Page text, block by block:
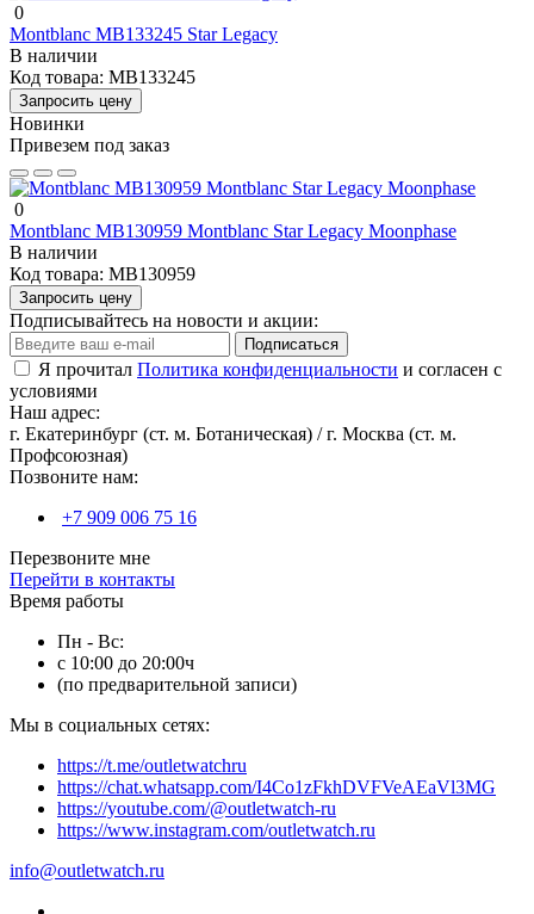
0
Montblanc MB133245 Star Legacy
В наличии
Код товара: MB133245
Запросить цену
Новинки
Привезем под заказ
0
Montblanc MB130959 Montblanc Star Legacy Moonphase
В наличии
Код товара: MB130959
Запросить цену
Подписывайтесь на новости и акции:
Подписаться
Я прочитал Политика конфиденциальности и согласен с
условиями
Наш адрес:
г. Екатеринбург (ст. м. Ботаническая) / г. Москва (ст. м.
Профсоюзная)
Позвоните нам:
+7 909 006 75 16
Перезвоните мне
Перейти в контакты
Время работы
Пн - Вс:
с 10:00 до 20:00ч
(по предварительной записи)
Мы в социальных сетях:
https://t.me/outletwatchru
https://chat.whatsapp.com/I4Co1zFkhDVFVeAEaVl3MG
https://youtube.com/@outletwatch-ru
https://www.instagram.com/outletwatch.ru
info@outletwatch.ru